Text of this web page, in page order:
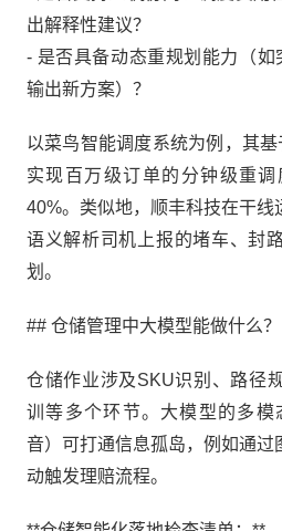
出解释性建议？
- 是否具备动态重规划能力（
输出新方案）？
以菜鸟智能调度系统为例，其基
实现百万级订单的分钟级重
40%。类似地，顺丰科技在干线
语义解析司机上报的堵车、封
划。
## 仓储管理中大模型能做什么？
仓储作业涉及SKU识别、路径
训等多个环节。大模型的多
音）可打通信息孤岛，例如通过
动触发理赔流程。